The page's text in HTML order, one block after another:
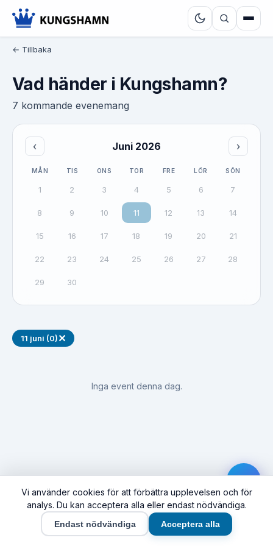
← Tillbaka
Vad händer i Kungshamn?
7 kommande evenemang
‹ Juni 2026 ›
MÅN TIS ONS TOR FRE LÖR SÖN
1 2 3 4 5 6 7
8 9 10 11 12 13 14
15 16 17 18 19 20 21
22 23 24 25 26 27 28
29 30
11 juni (0)✕
Inga event denna dag.
Vi använder cookies för att förbättra upplevelsen och för
analys. Du kan acceptera alla eller endast nödvändiga.
Endast nödvändiga Acceptera alla
Hem Synas här Företag